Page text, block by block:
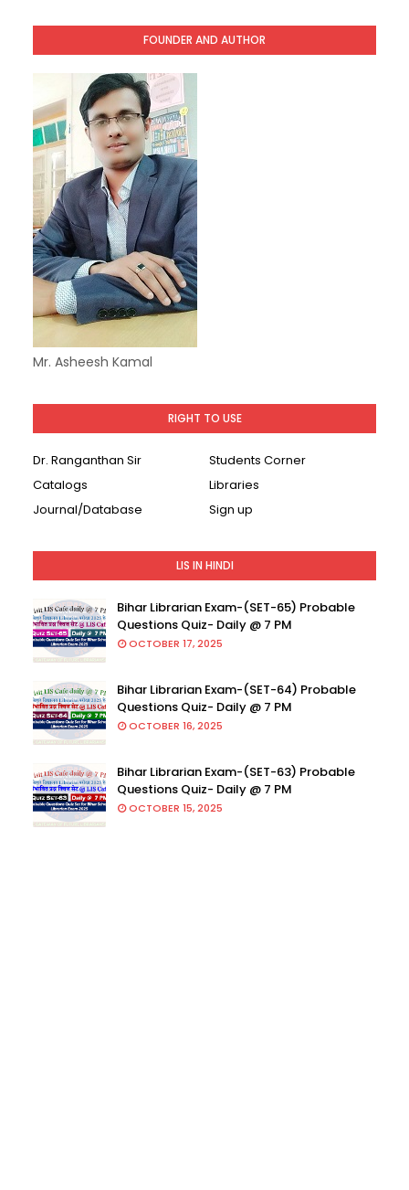
FOUNDER AND AUTHOR
Mr. Asheesh Kamal
RIGHT TO USE
Dr. Ranganthan Sir
Students Corner
Catalogs
Libraries
Journal/Database
Sign up
LIS IN HINDI
Bihar Librarian Exam-(SET-65) Probable
Questions Quiz- Daily @ 7 PM
OCTOBER 17, 2025
Bihar Librarian Exam-(SET-64) Probable
Questions Quiz- Daily @ 7 PM
OCTOBER 16, 2025
Bihar Librarian Exam-(SET-63) Probable
Questions Quiz- Daily @ 7 PM
OCTOBER 15, 2025